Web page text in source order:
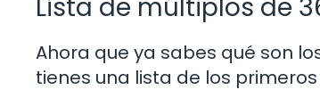
Lista de múltiplos de
Ahora que ya sabes qué son
tienes una lista de los